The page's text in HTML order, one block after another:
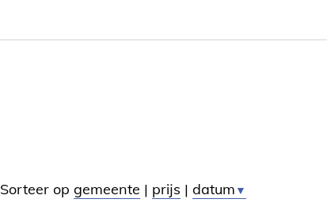
Sorteer op gemeente | prijs | datum ▼